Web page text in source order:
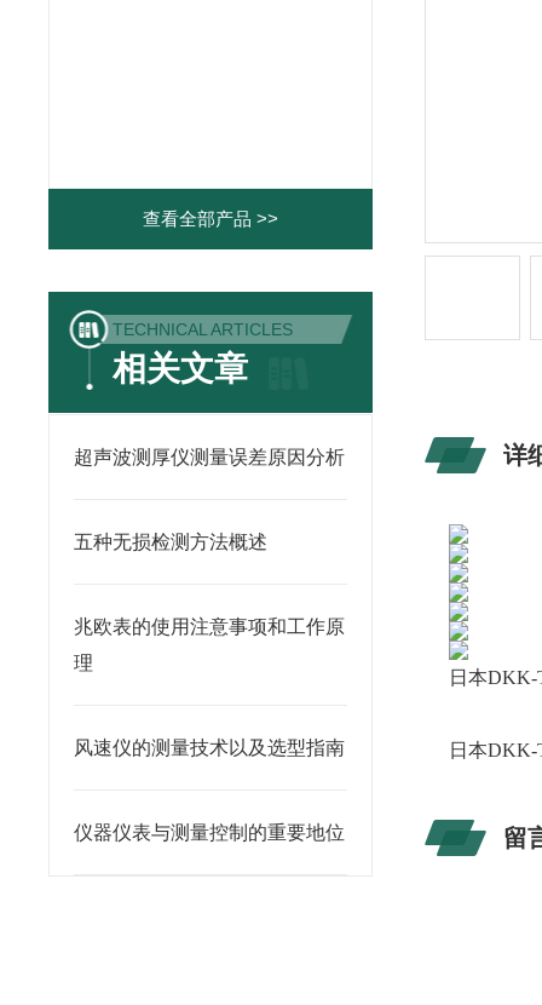
查看全部产品 >>
TECHNICAL ARTICLES
相关文章
超声波测厚仪测量误差原因分析
五种无损检测方法概述
兆欧表的使用注意事项和工作原
理
风速仪的测量技术以及选型指南
仪器仪表与测量控制的重要地位
详
日本DKK-
日本DKK-
留